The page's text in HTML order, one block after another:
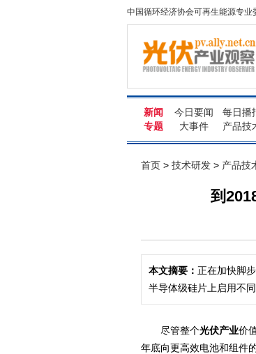
中国循环经济协会可再生能源专业
新闻 今日要闻 每日播
专题
大事件 产品技
首页 > 技术研发 > 产品技
到
本文摘要： 正在加快脚
半导体级硅片上启用不
尽管整个光伏产业价
年底向更高效电池和组件